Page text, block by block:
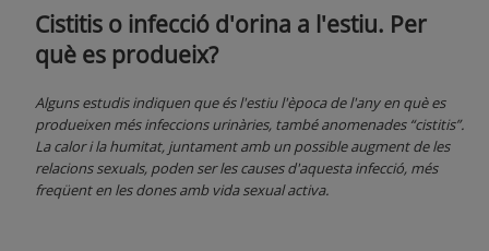
Cistitis o infecció d'orina a l'estiu. Per
què es produeix?
Alguns estudis indiquen que és l'estiu l'època de l'any en què es
produeixen més infeccions urinàries, també anomenades “cistitis”.
La calor i la humitat, juntament amb un possible augment de les
relacions sexuals, poden ser les causes d'aquesta infecció, més
freqüent en les dones amb vida sexual activa.